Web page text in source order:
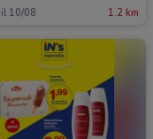
10/08 1.2 km